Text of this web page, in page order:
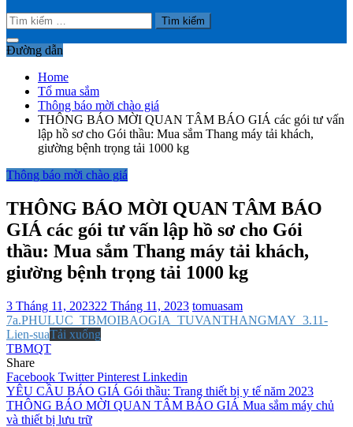
Tìm
kiếm
cho:
Đường dẫn
Home
Tổ mua sắm
Thông báo mời chào giá
THÔNG BÁO MỜI QUAN TÂM BÁO GIÁ các gói tư vấn
lập hồ sơ cho Gói thầu: Mua sắm Thang máy tải khách,
giường bệnh trọng tải 1000 kg
Thông báo mời chào giá
THÔNG BÁO MỜI QUAN TÂM BÁO
GIÁ các gói tư vấn lập hồ sơ cho Gói
thầu: Mua sắm Thang máy tải khách,
giường bệnh trọng tải 1000 kg
3 Tháng 11, 202322 Tháng 11, 2023 tomuasam
7a.PHULUC_TBMOIBAOGIA_TUVANTHANGMAY_3.11-
Lien-suaTải xuống
TBMQT
Share
Facebook TwitterPinterest Linkedin
Điều
hướng
YÊU CẦU BÁO GIÁ Gói thầu: Trang thiết bị y tế năm 2023
THÔNG BÁO MỜI QUAN TÂM BÁO GIÁ Mua sắm máy chủ
và thiết bị lưu trữ